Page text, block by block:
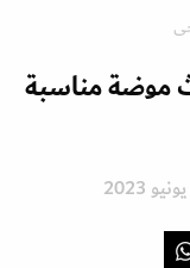
موضة مناسبة